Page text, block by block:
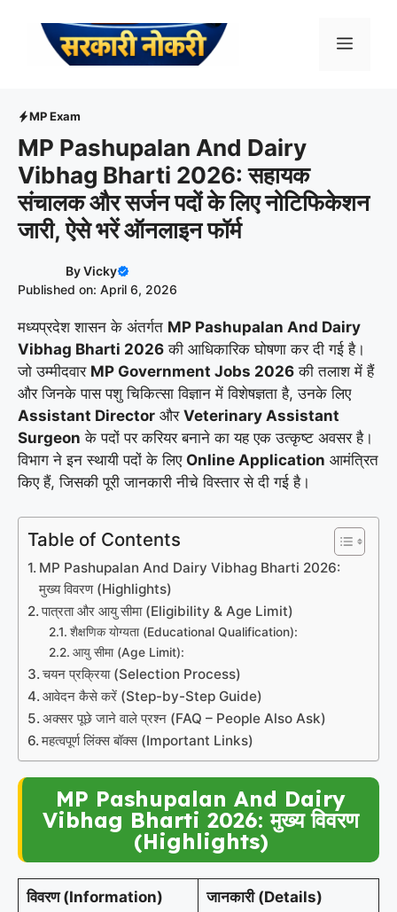
Menu
MP Exam
MP Pashupalan And Dairy
Vibhag Bharti 2026: सहायक
संचालक और सर्जन पदों के लिए नोटिफिकेशन
जारी, ऐसे भरें ऑनलाइन फॉर्म
ByVicky
Published on: April 6, 2026
मध्यप्रदेश शासन के अंतर्गत MP Pashupalan And Dairy
Vibhag Bharti 2026 की आधिकारिक घोषणा कर दी गई है।
जो उम्मीदवार MP Government Jobs 2026 की तलाश में हैं
और जिनके पास पशु चिकित्सा विज्ञान में विशेषज्ञता है, उनके लिए
Assistant Director और Veterinary Assistant
Surgeon के पदों पर करियर बनाने का यह एक उत्कृष्ट अवसर है।
विभाग ने इन स्थायी पदों के लिए Online Application आमंत्रित
किए हैं, जिसकी पूरी जानकारी नीचे विस्तार से दी गई है।
Table of Contents
MP Pashupalan And Dairy Vibhag Bharti 2026:
मुख्य विवरण (Highlights)
पात्रता और आयु सीमा (Eligibility & Age Limit)
शैक्षणिक योग्यता (Educational Qualification):
आयु सीमा (Age Limit):
चयन प्रक्रिया (Selection Process)
आवेदन कैसे करें (Step-by-Step Guide)
अक्सर पूछे जाने वाले प्रश्न (FAQ – People Also Ask)
महत्वपूर्ण लिंक्स बॉक्स (Important Links)
MP Pashupalan And Dairy
Vibhag Bharti 2026: मुख्य विवरण
(Highlights)
विवरण (Information) जानकारी (Details)